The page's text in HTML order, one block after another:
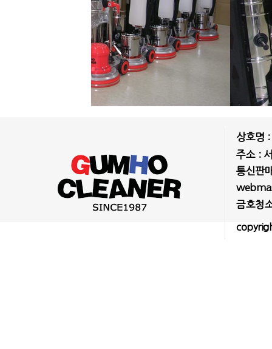
상호명
주소 :
통신판
금호청